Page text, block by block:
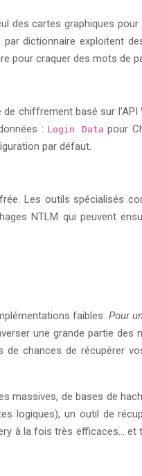
des cartes graphiques
dictionnaire exploitent
pour craquer des mots de
chiffrement basé sur l’API
: Login Data pour
par défaut.
Les outils spécialisés
NTLM qui peuvent
faibles. Pour
une grande partie
chances de récupérer
massives, de bases de
logiques), un outil de
à la fois très efficaces… et